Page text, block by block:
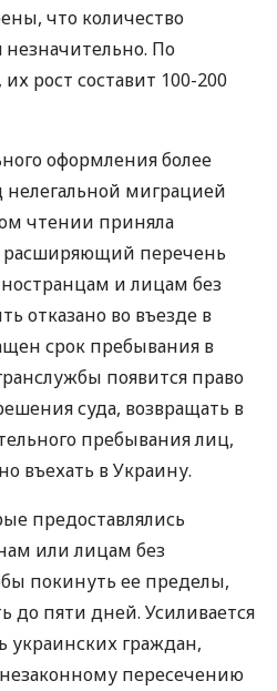
что количество
незначительно. По
рост составит 100-200
оформления более
нелегальной миграцией
чтении приняла
расширяющий перечень
и лицам без
отказано во въезде в
срок пребывания в
появится право
суда, возвращать в
пребывания лиц,
въехать в Украину.
предоставлялись
или лицам без
покинуть ее пределы,
до пяти дней. Усиливается
украинских граждан,
пересечению